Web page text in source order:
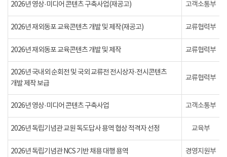
2026년 영상·미디어 콘텐츠 구축사업(재공고) 고객소통부
2026년 재외동포 교육콘텐츠 개발 및 제작(재공고) 교류협력부
2026년 재외동포 교육콘텐츠 개발 및 제작 교류협력부
2026년 국내외 순회전 및 국외 교류전 전시상자·전시콘텐츠
개발 제작 보급
교류협력부
2026년 영상·미디어 콘텐츠 구축사업 고객소통부
2026년 독립기념관 교원 독도답사 용역 협상 적격자 선정 교육부
2026년 독립기념관 NCS 기반 채용 대행 용역 경영지원부